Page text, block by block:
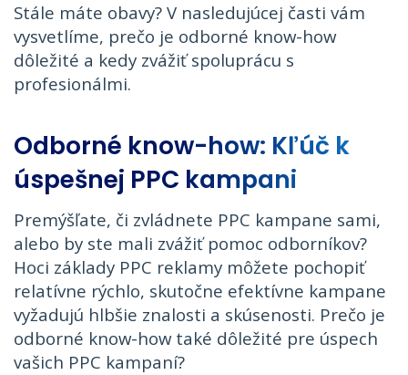
Stále máte obavy? V nasledujúcej časti vám
vysvetlíme, prečo je odborné know-how
dôležité a kedy zvážiť spoluprácu s
profesionálmi.
Odborné know-how: Kľúč k
úspešnej PPC kampani
Premýšľate, či zvládnete PPC kampane sami,
alebo by ste mali zvážiť pomoc odborníkov?
Hoci základy PPC reklamy môžete pochopiť
relatívne rýchlo, skutočne efektívne kampane
vyžadujú hlbšie znalosti a skúsenosti. Prečo je
odborné know-how také dôležité pre úspech
vašich PPC kampaní?